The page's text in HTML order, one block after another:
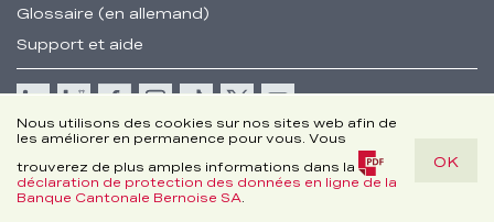
Cookie
Disclaimer
Nous utilisons des cookies sur nos sites web afin de
les améliorer en permanence pour vous. Vous
trouverez de plus amples informations dans la
déclaration de protection des données en ligne de la
Banque Cantonale Bernoise SA.
OK
Glossaire (en allemand)
Support et aide
© Banque Cantonale Bernoise SA